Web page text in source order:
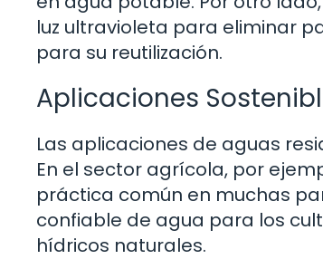
luz ultravioleta para eliminar
para su reutilización.
Aplicaciones
Las aplicaciones de aguas
En el sector agrícola, por
práctica común en muchas
confiable de agua para los
hídricos naturales.